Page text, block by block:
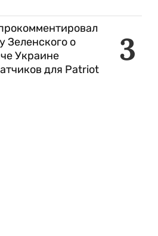
3
Зеленского о
Украине
для Patriot